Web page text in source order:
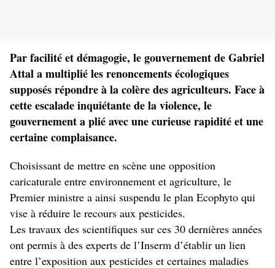
Par facilité et démagogie, le gouvernement de Gabriel
Attal a multiplié les renoncements écologiques
supposés répondre à la colère des agriculteurs. Face à
cette escalade inquiétante de la violence, le
gouvernement a plié avec une curieuse rapidité et une
certaine complaisance.
Choisissant de mettre en scène une opposition
caricaturale entre environnement et agriculture, le
Premier ministre a ainsi suspendu le plan Ecophyto qui
vise à réduire le recours aux pesticides.
Les travaux des scientifiques sur ces 30 dernières années
ont permis à des experts de l’Inserm d’établir un lien
entre l’exposition aux pesticides et certaines maladies